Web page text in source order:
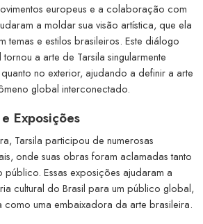
europeus e a colaboração com
a moldar sua visão artística, que ela
temas e estilos brasileiros. Este diálogo
a arte de Tarsila singularmente
quanto no exterior, ajudando a definir a arte
global interconectado.
Exposições
Tarsila participou de numerosas
onde suas obras foram aclamadas tanto
Essas exposições ajudaram a
cultural do Brasil para um público global,
como uma embaixadora da arte brasileira.